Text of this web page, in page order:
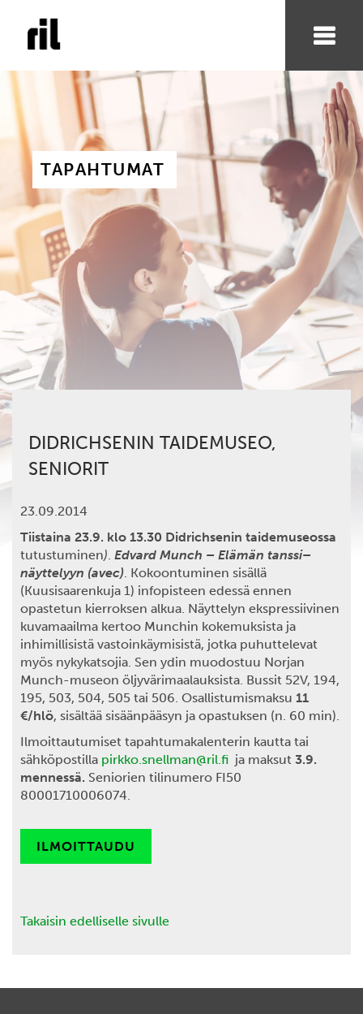
TAPAHTUMAT
DIDRICHSENIN TAIDEMUSEO,
SENIORIT
23.09.2014
Tiistaina 23.9. klo 13.30 Didrichsenin taidemuseossa
tutustuminen). Edvard Munch – Elämän tanssi–
näyttelyyn (avec). Kokoontuminen sisällä
(Kuusisaarenkuja 1) infopisteen edessä ennen
opastetun kierroksen alkua. Näyttelyn ekspressiivinen
kuvamaailma kertoo Munchin kokemuksista ja
inhimillisistä vastoinkäymisistä, jotka puhuttelevat
myös nykykatsojia. Sen ydin muodostuu Norjan
Munch-museon öljyvärimaalauksista. Bussit 52V, 194,
195, 503, 504, 505 tai 506. Osallistumismaksu 11
€/hlö, sisältää sisäänpääsyn ja opastuksen (n. 60 min).
Ilmoittautumiset tapahtumakalenterin kautta tai
sähköpostilla pirkko.snellman@ril.fi ja maksut 3.9.
mennessä. Seniorien tilinumero FI50
80001710006074.
ILMOITTAUDU
Takaisin edelliselle sivulle